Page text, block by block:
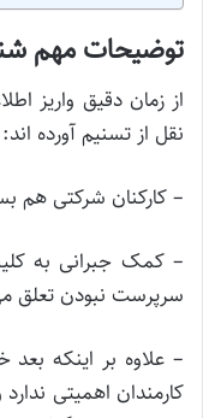
توضیحات مهم
از زمان دقیق واریز
نقل از تسنیم آورده اند:
– کارکنان شرکتی هم
– کمک جبرانی به
سرپرست نبودن تعلق
– علاوه بر اینکه